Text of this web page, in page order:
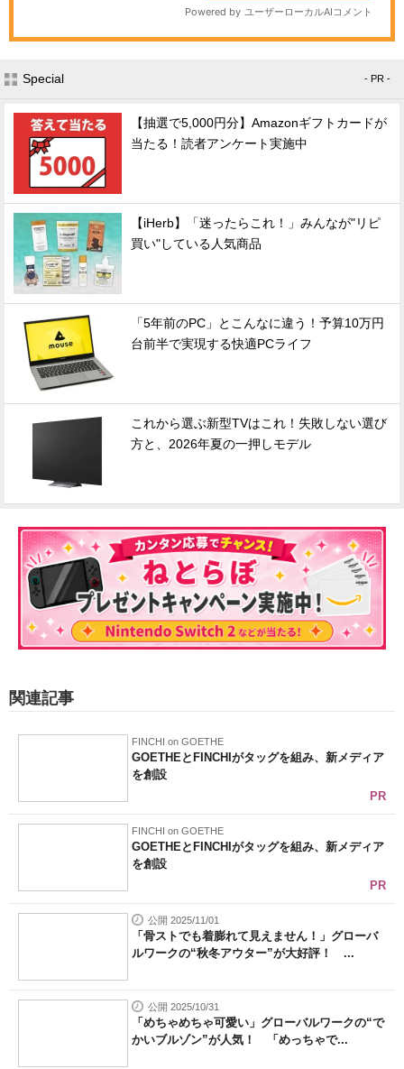
Special - PR -
【抽選で5,000円分】Amazonギフトカードが
当たる！読者アンケート実施中
【iHerb】「迷ったらこれ！」みんなが"リピ
買い"している人気商品
「5年前のPC」とこんなに違う！予算10万円
台前半で実現する快適PCライフ
これから選ぶ新型TVはこれ！失敗しない選び
方と、2026年夏の一押しモデル
関連記事
FINCHI on GOETHE
GOETHEとFINCHIがタッグを組み、新メディア
を創設
PR
FINCHI on GOETHE
GOETHEとFINCHIがタッグを組み、新メディア
を創設
PR
公開 2025/11/01
「骨ストでも着膨れて見えません！」グローバ
ルワークの“秋冬アウター”が大好評！ ...
公開 2025/10/31
「めちゃめちゃ可愛い」グローバルワークの“で
かいブルゾン”が人気！ 「めっちゃで...